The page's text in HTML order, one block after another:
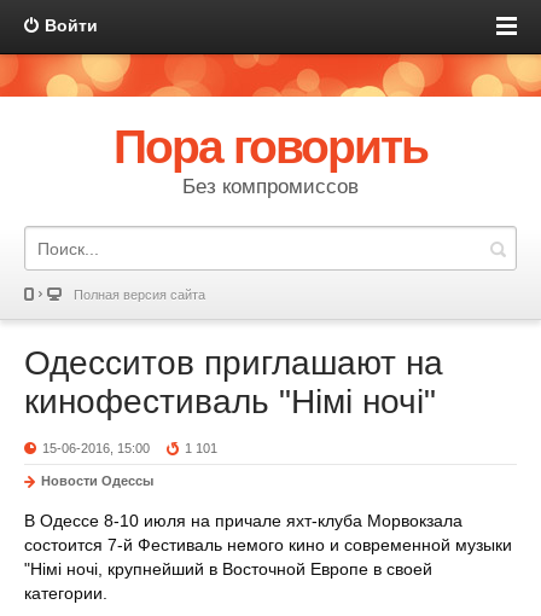
Войти
Пора говорить
Без компромиссов
Полная версия сайта
Одесситов приглашают на
кинофестиваль "Німі ночі"
15-06-2016, 15:00 1 101
Новости Одессы
В Одессе 8-10 июля на причале яхт-клуба Морвокзала
состоится 7-й Фестиваль немого кино и современной музыки
"Німі ночі, крупнейший в Восточной Европе в своей
категории.